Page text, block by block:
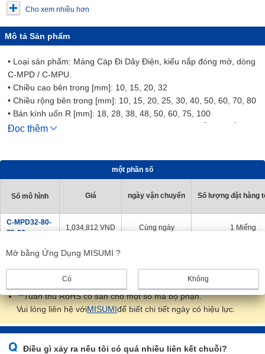
Cho xem nhiều hơn
Mô tả Sản phẩm
• Loại sản phẩm: Máng Cáp Đi Dây Điện, kiểu nắp đóng mở, dòng
C-MPD / C-MPU.
• Chiều cao bên trong [mm]: 10, 15, 20, 32
• Chiều rộng bên trong [mm]: 10, 15, 20, 25, 30, 40, 50, 60, 70, 80
• Bán kính uốn R [mm]: 18, 28, 38, 48, 50, 60, 75, 100
• Giá đỡ Dây Cáp được thiết kế để ngăn ngừa dây dẫn bị xoắn,
・ Đây là sản phẩm tiết kiệm; Giá rẻ hơn sản phẩm tiêu chuẩn của
MISUMI.
Đọc thêm
một phần số
Số mô hình Giá ngày vận chuyển Số lượng đặt hàng
C-MPD32-80-
75-32
1,034,812 VND Cùng ngày 1 Miếng
**Tuân thủ RoHS có sẵn cho một số mã bộ phận.
Vui lòng liên hệ vớiMISUMIđể biết chi tiết ngày có hiệu lực.
Điều gì xảy ra nếu tôi có quá nhiều liên kết chuỗi?
Mở bằng Ứng Dụng MISUMI ?
Có Không